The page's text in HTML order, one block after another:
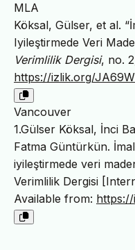
MLA
Köksal, Gülser, et al.
Iyileştirmede Veri
Verimlilik Dergisi, no.
https://izlik.org/
Vancouver
1.Gülser Köksal, İnci
Fatma Güntürkün.
iyileştirmede veri
Verimlilik Dergisi
Available from: